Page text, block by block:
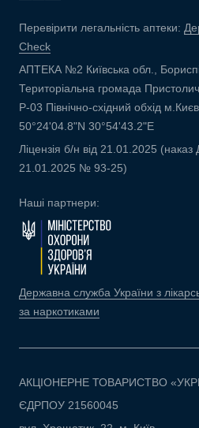
Перевірити легальність аптеки:
Check
АПТЕКА №2 Київська обл.,
Територіальна громада
Р-03 Північно-східний обхід
50°24'04.8"N 30°54'43.2"E
Ліцензія б/н від 21.01.2025 (наказ
21.01.2025 № 93-25)
Наші партнери:
Державна служба України з
за наркотиками
АКЦІОНЕРНЕ ТОВАРИСТВО
ЄДРПОУ 21560045